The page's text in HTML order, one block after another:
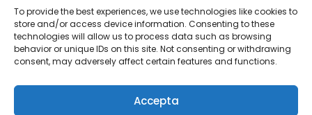
To provide the best experiences, we use technologies like cookies to
store and/or access device information. Consenting to these
technologies will allow us to process data such as browsing
behavior or unique IDs on this site. Not consenting or withdrawing
consent, may adversely affect certain features and functions.
Accepta
MOSTRA ELS DETALLS
Data:
12 de maig de 2024
Hora:
Categories d'Esdeveniment: